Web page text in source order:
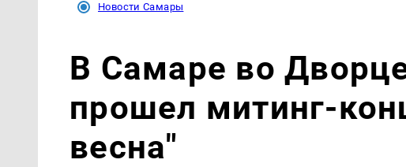
Новости Самары
В Самаре во
прошел митинг-
весна"